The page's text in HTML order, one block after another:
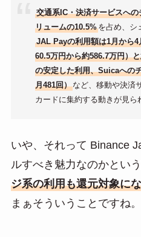
交通系IC・決済サービスへの
リュームの10.5%を占め、シ
JAL Payの利用額は1月から
60.5万円から約586.7万円）
の安定した利用、Suicaへの
月481回）など、移動や決済
カードに集約する動きが見ら
いや、それって Binance
ルすべき魅力なのかとい
ジ系の利用も還元対象に
まぁそういうことですね。